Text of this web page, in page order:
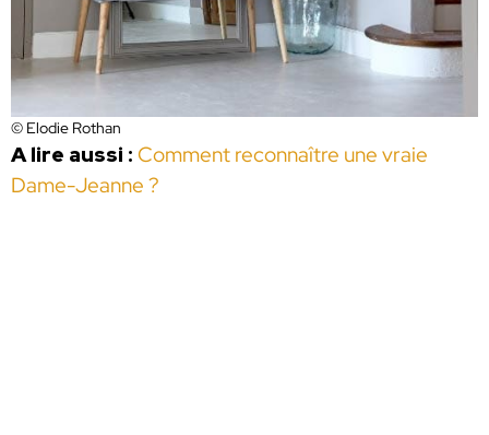
© Elodie Rothan
A lire aussi : Comment reconnaître une vraie
Dame-Jeanne ?